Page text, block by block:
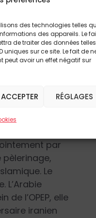
des technologies telles
des appareils. Le
de traiter des données telles
sur ce site. Le fait de
peut avoir un effet négatif sur
RÉGLAGES
une fuite en
armée
n’aligne que
sont
le domaine
afin
est
par
pèlerinage,
Le
L’Arabie
l’OPEP, elle
iranien